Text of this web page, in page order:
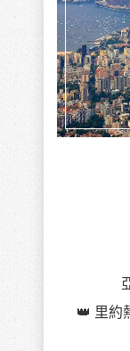
👑 里約